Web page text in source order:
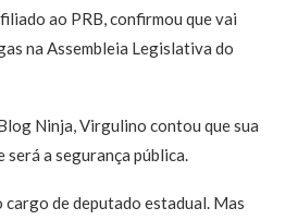
ao PRB, confirmou que vai
na Assembleia Legislativa do
Ninja, Virgulino contou que sua
a segurança pública.
cargo de deputado estadual. Mas